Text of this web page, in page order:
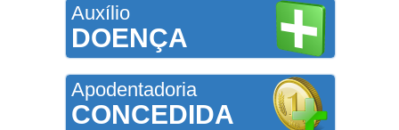
Auxílio
DOENÇA
Apodentadoria
CONCEDIDA